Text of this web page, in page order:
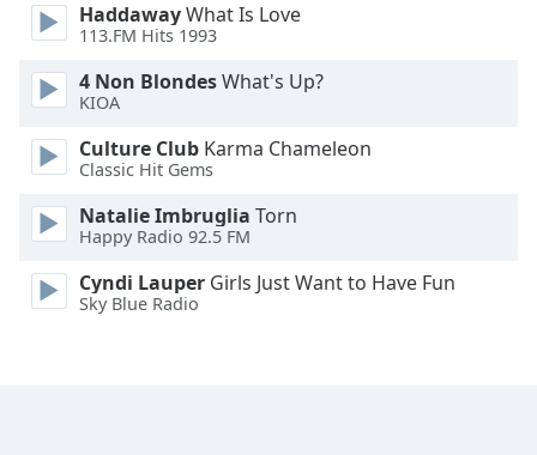
Style
Font
Family
Reset
Done
Close
HaddawayWhat Is Love
113.FM Hits 1993
4 Non BlondesWhat's Up?
KIOA
Culture Club Karma Chameleon
Classic Hit Gems
Natalie Imbruglia Torn
Happy Radio 92.5 FM
Cyndi Lauper Girls Just Want to Have Fun
Sky Blue Radio